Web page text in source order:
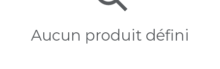
Aucun produit défini